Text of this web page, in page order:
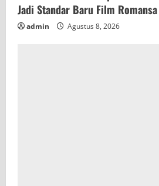
Jadi Standar Baru Film
admin Agustus 8, 2026